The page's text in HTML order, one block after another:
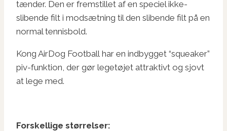
tænder. Den er fremstillet af en speciel ikke-
slibende filt i modsætning til den slibende filt på en
normal tennisbold.
Kong AirDog Football har en indbygget “squeaker”
piv-funktion, der gør legetøjet attraktivt og sjovt
at lege med.
Forskellige størrelser: